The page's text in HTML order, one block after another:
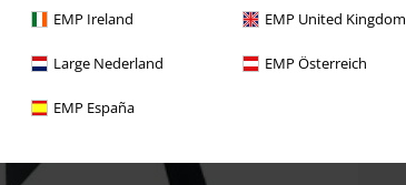
EMP Ireland EMP United Kingdom
Large Nederland EMP Österreich
EMP España